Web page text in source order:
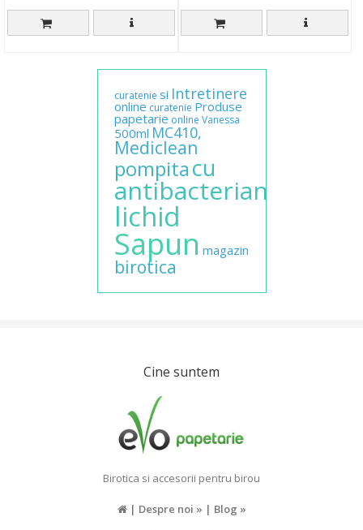
curatenie si Intretinere
online curatenie Produse
papetarie online Vanessa
500ml MC410,
Mediclean
pompitacu
antibacterian
lichid
Sapun magazin
birotica
Cine suntem
Birotica si accesorii pentru birou
| Despre noi » | Blog »